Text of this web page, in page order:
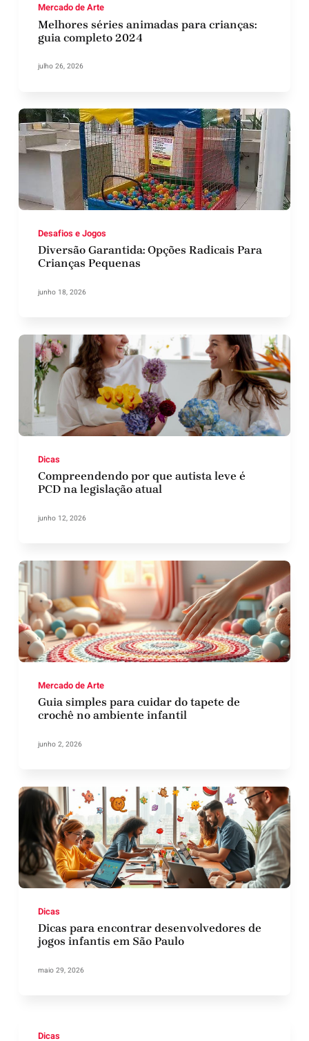
Mercado de Arte
Melhores séries animadas para crianças:
guia completo 2024
julho 26, 2026
Desafios e Jogos
Diversão Garantida: Opções Radicais Para
Crianças Pequenas
junho 18, 2026
Dicas
Compreendendo por que autista leve é
PCD na legislação atual
junho 12, 2026
Mercado de Arte
Guia simples para cuidar do tapete de
crochê no ambiente infantil
junho 2, 2026
Dicas
Dicas para encontrar desenvolvedores de
jogos infantis em São Paulo
maio 29, 2026
Dicas